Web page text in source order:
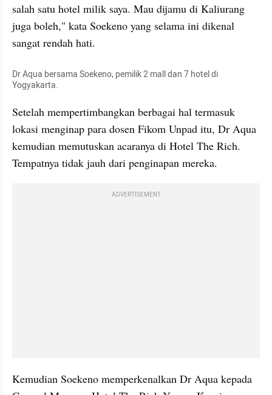
salah satu hotel milik saya. Mau dijamu di Kaliurang
juga boleh," kata Soekeno yang selama ini dikenal
sangat rendah hati.
Dr Aqua bersama Soekeno, pemilik 2 mall dan 7 hotel di
Yogyakarta.
Setelah mempertimbangkan berbagai hal termasuk
lokasi menginap para dosen Fikom Unpad itu, Dr Aqua
kemudian memutuskan acaranya di Hotel The Rich.
Tempatnya tidak jauh dari penginapan mereka.
ADVERTISEMENT
Kemudian Soekeno memperkenalkan Dr Aqua kepada